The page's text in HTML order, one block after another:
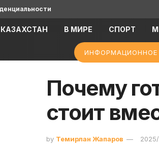
КАЗАХСТАН В МИРЕ СПОРТ
ИНФОРМАЦИОННОЕ
Почему
стоит
by Темирлан Жапаров 2025/